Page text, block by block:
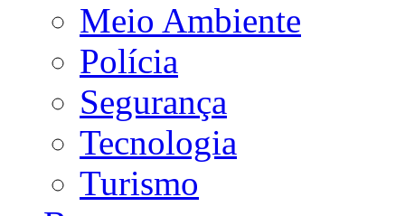
Meio Ambiente
Polícia
Segurança
Tecnologia
Turismo